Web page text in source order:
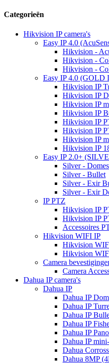
Categorieën
Hikvision IP camera's
Easy IP 4.0
Hikvision -
Hikvision -
Hikvision -
Easy IP 4.0 (GOLD
Hikvision IP
Hikvision IP
Hikvision IP
Hikvision IP
Hikvision IP
Hikvision IP
Hikvision IP
Hikvision IP
Easy IP 2.0+
Silver - Domes
Silver - Bullet
Silver - Exir
Silver - Exir
IP PTZ
Hikvision IP
Hikvision IP
Accessoires
Hikvision WIFI IP
Hikvision
Hikvision
Camera
Camera
Dahua IP camera's
Dahua IP
Dahua IP
Dahua IP
Dahua IP
Dahua IP
Dahua IP
Dahua IP
Dahua
Dahua 8MP